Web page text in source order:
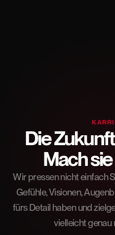
Die
Mach sie
Wir pressen nicht einfach
Gefühle, Visionen,
fürs Detail haben und
vielleicht genau